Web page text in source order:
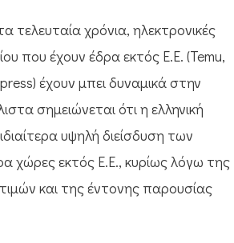
τελευταία χρόνια, ηλεκτρονικές
που έχουν έδρα εκτός Ε.Ε. (Temu,
έχουν μπει δυναμικά στην
σημειώνεται ότι η ελληνική
υψηλή διείσδυση των
χώρες εκτός Ε.Ε., κυρίως λόγω της
και της έντονης παρουσίας